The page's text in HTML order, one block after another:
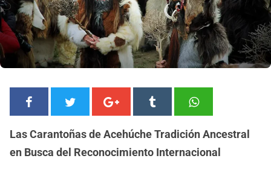
Las Carantoñas de Acehúche Tradición Ancestral
en Busca del Reconocimiento Internacional